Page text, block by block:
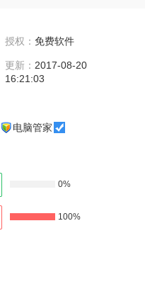
授权：免费软件
更新： 2017-08-20
16:21:03
电脑管家
0%
100%